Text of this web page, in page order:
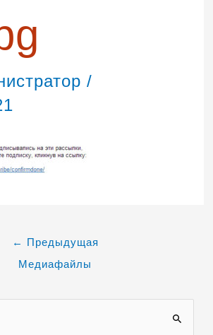
/
←
Предыдущая
Медиафайлы